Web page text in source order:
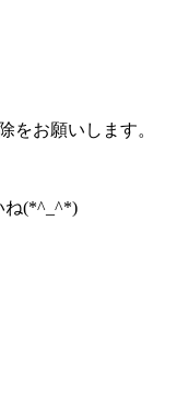
をお願いします。
ね(*^_^*)